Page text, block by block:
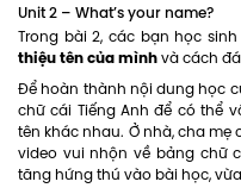
Unit 2 – What’s your name?
Trong bài 2, các bạn học
thiệu tên của mìnhvà cách
Để hoàn thành nội dung học
chữ cái Tiếng Anh để có thể
tên khác nhau. Ở nhà, cha
video vui nhộn về bảng chữ
tăng hứng thú vào bài học,